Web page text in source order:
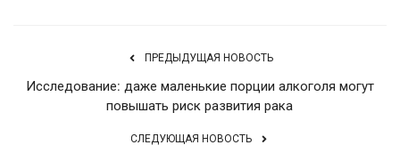
ПРЕДЫДУЩАЯ НОВОСТЬ
Исследование: даже маленькие порции алкоголя могут
повышать риск развития рака
СЛЕДУЮЩАЯ НОВОСТЬ